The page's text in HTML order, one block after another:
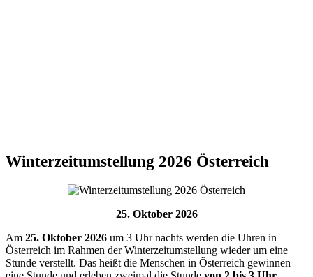
Winterzeitumstellung 2026 Österreich
25. Oktober 2026
Am 25. Oktober 2026 um 3 Uhr nachts werden die Uhren in
Österreich im Rahmen der Winterzeitumstellung wieder um eine
Stunde verstellt. Das heißt die Menschen in Österreich gewinnen